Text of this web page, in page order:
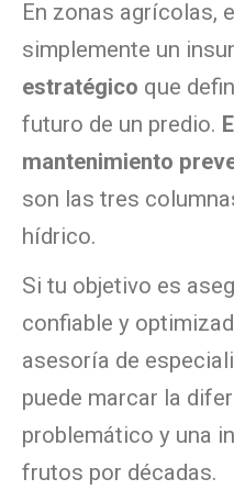
En zonas agrícolas,
simplemente un
estratégico que
futuro de un predio.
mantenimiento
son las tres
hídrico.
Si tu objetivo es
confiable y
asesoría de
puede marcar la
problemático y una
frutos por décadas.